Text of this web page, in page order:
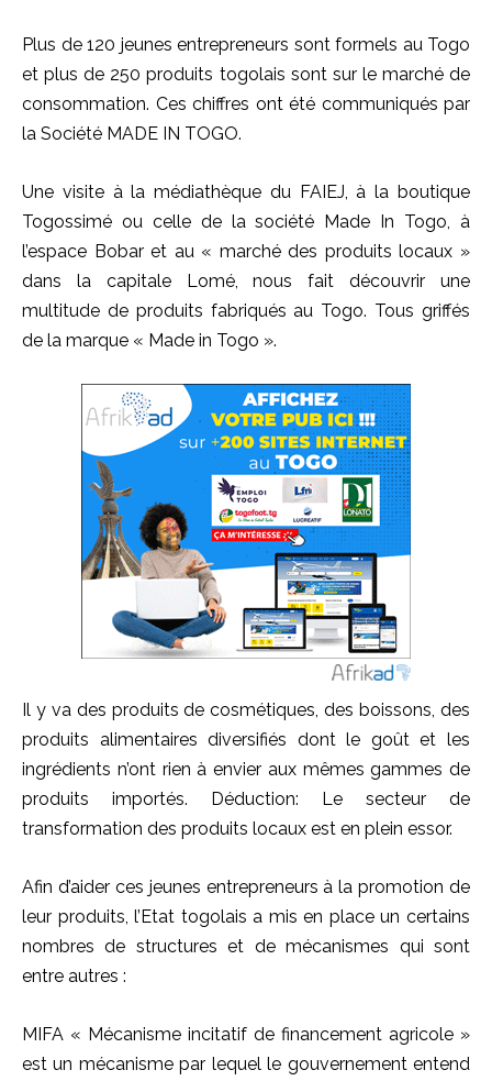
Plus de 120 jeunes entrepreneurs sont formels au Togo
et plus de 250 produits togolais sont sur le marché de
consommation. Ces chiffres ont été communiqués par
la Société MADE IN TOGO.
Une visite à la médiathèque du FAIEJ, à la boutique
Togossimé ou celle de la société Made In Togo, à
l’espace Bobar et au « marché des produits locaux »
dans la capitale Lomé, nous fait découvrir une
multitude de produits fabriqués au Togo. Tous griffés
de la marque « Made in Togo ».
Il y va des produits de cosmétiques, des boissons, des
produits alimentaires diversifiés dont le goût et les
ingrédients n’ont rien à envier aux mêmes gammes de
produits importés. Déduction: Le secteur de
transformation des produits locaux est en plein essor.
Afin d’aider ces jeunes entrepreneurs à la promotion de
leur produits, l’Etat togolais a mis en place un certains
nombres de structures et de mécanismes qui sont
entre autres :
MIFA « Mécanisme incitatif de financement agricole »
est un mécanisme par lequel le gouvernement entend